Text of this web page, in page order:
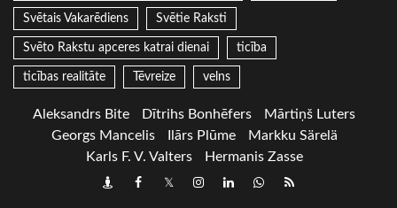
Svētais Vakarēdiens Svētie Raksti
Svēto Rakstu apceres katrai dienai ticība
ticības realitāte Tēvreize velns
Aleksandrs Bite Dītrihs Bonhēfers
Mārtiņš Luters
Georgs Mancelis
Ilārs Plūme
Markku Särelä
Karls F. V. Valters
Hermanis Zasse
DraugiemFacebook
TwitterInstagram
LinkedInwhatsapp
RSS